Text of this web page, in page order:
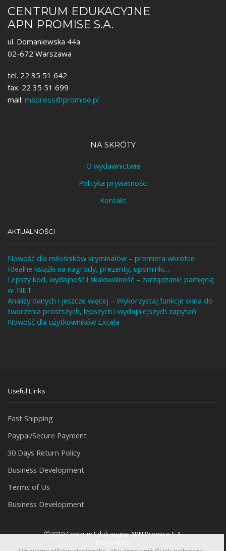
CENTRUM EDUKACYJNE
APN PROMISE S.A.
ul. Domaniewska 44a
02-672 Warszawa
tel. 22 35 51 642
fax. 22 35 51 699
mail: mspress@promise.pl
NA SKRÓTY
O wydawnictwie
Polityka prywatności
Kontakt
AKTUALNOŚCI
Nowość dla miłośników kryminałów – premiera wkrótce
Idealne książki na nagrody, prezenty, upominki…
Lepszy kod, wydajność i skalowalność – zarządzanie pamięcią
w .NET
Analizy danych i jeszcze więcej – Wykorzystaj funkcje okna do
tworzenia prostszych, lepszych i wydajniejszych zapytań
Nowość dla użytkowników Excela
Useful Links
Fast Shipping
Paypal/Secure Payment
30 Days Return Policy
Business Development
Terms of Us
Business Development
Ⓒ2019 Centrum Edukacyjne APN Promise S.A.